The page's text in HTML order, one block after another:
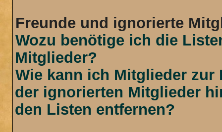
Freunde und ignorierte
Wozu benötige ich die
Mitglieder?
Wie kann ich Mitglieder zur
der ignorierten Mitglieder
den Listen entfernen?